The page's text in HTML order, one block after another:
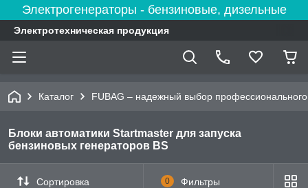
Электрогенераторы - бензиновые, дизельные
Электротехническая продукция
Каталог FUBAG – надежный выбор
Блоки автоматики Startmaster для запуска
бензиновых генераторов BS
Сортировка 0 Фильтры